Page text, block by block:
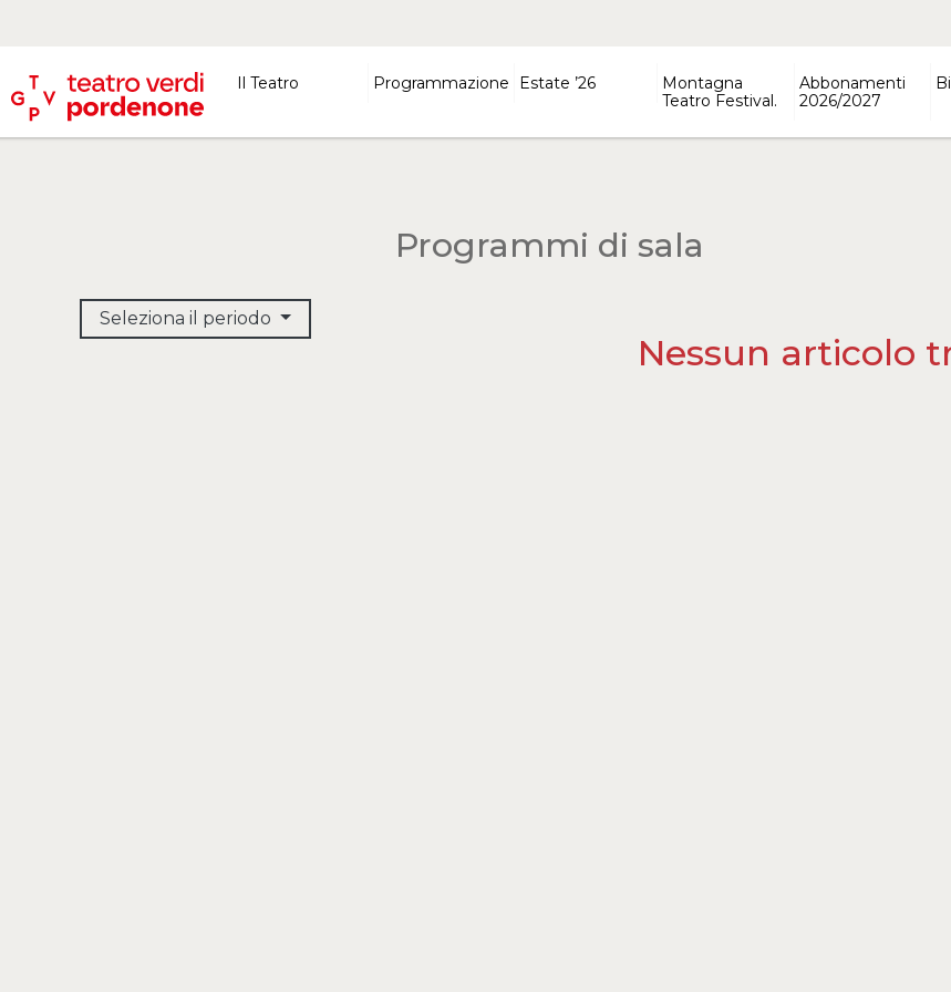
Il Teatro Programmazione Estate ’26
Montagna
Teatro Festival.
Abbonamenti
2026/2027
Programmi di sala
Seleziona il periodo
Nessun articolo